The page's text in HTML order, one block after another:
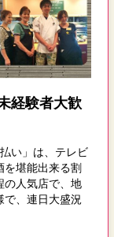
経験者大歓
い」は、テレビ
を堪能出来る割
の人気店で、地
で、連日大盛況